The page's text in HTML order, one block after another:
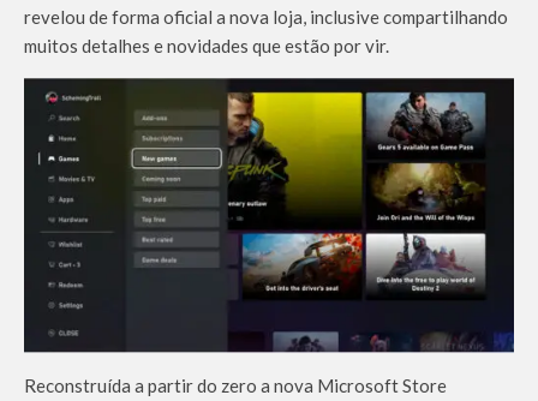
revelou de forma oficial a nova loja, inclusive compartilhando
muitos detalhes e novidades que estão por vir.
Reconstruída a partir do zero a nova Microsoft Store